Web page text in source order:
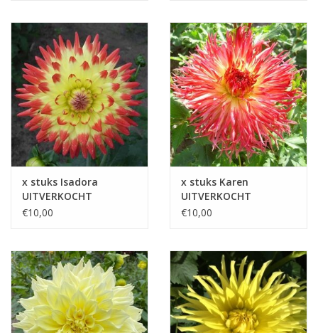
x stuks Isadora
UITVERKOCHT
€10,00
x stuks Karen
UITVERKOCHT
€10,00